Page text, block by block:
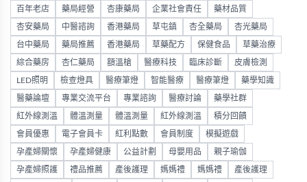
百年老店 藥局經營 杏康藥局 企業社會責任 藥材品質
杏安藥局 中醫諮詢 香港藥局 草屯鎮 杏全藥局 杏光藥局
台中藥局 藥局推薦 香港藥局 草藥配方 保健食品 草藥治療
綜合藥房 杏仁藥局 額溫槍 醫療科技 臨床診斷 皮膚檢測
LED照明 檢查燈具 醫療筆燈 智能醫療 醫療筆燈 藥學知識
醫藥論壇 專業交流平台 專業諮詢 醫療討論 藥學社群
紅外線測溫 體溫測量 體溫測量 紅外線測溫 積分回饋
會員優惠 電子會員卡 紅利點數 會員制度 模擬遊戲
孕產婦關懷 孕產婦健康 公益計劃 母嬰用品 親子瑜伽
孕產婦照護 禮品推薦 產後護理 媽媽禮 媽媽禮 產後護理